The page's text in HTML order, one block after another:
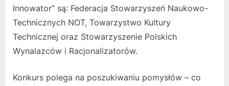
Innowator” są: Federacja Stowarzyszeń Naukowo-
Technicznych NOT, Towarzystwo Kultury
Technicznej oraz Stowarzyszenie Polskich
Wynalazców i Racjonalizatorów.
Konkurs polega na poszukiwaniu pomysłów – co